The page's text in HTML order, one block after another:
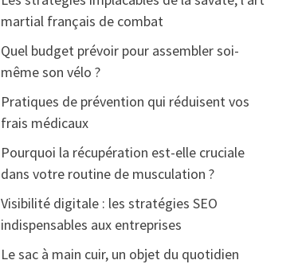
martial français de combat
Quel budget prévoir pour assembler soi-
même son vélo ?
Pratiques de prévention qui réduisent vos
frais médicaux
Pourquoi la récupération est-elle cruciale
dans votre routine de musculation ?
Visibilité digitale : les stratégies SEO
indispensables aux entreprises
Le sac à main cuir, un objet du quotidien